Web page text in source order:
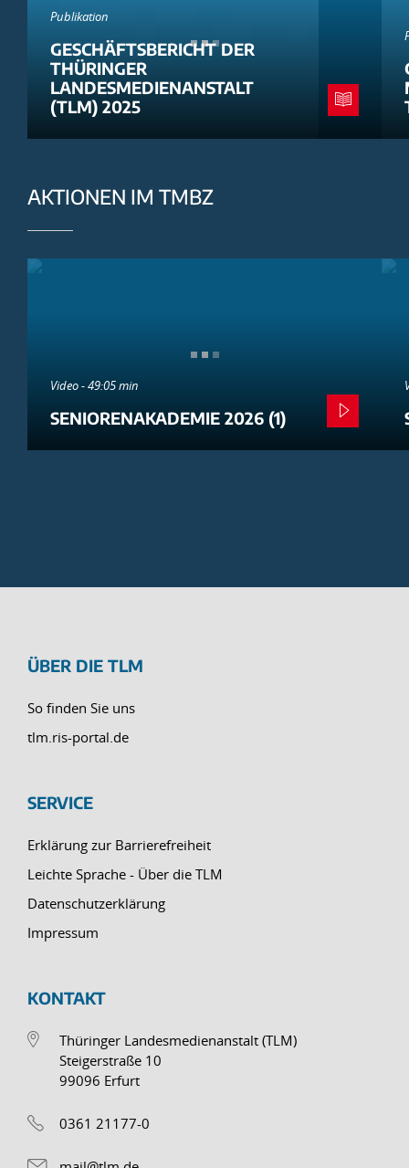
Publikation
GESCHÄFTSBERICHT DER
THÜRINGER
LANDESMEDIENANSTALT
(TLM) 2025
AKTIONEN IM TMBZ
Video - 49:05 min
SENIORENAKADEMIE 2026 (1)
ÜBER DIE TLM
So finden Sie uns
tlm.ris-portal.de
SERVICE
Erklärung zur Barrierefreiheit
Leichte Sprache - Über die TLM
Datenschutzerklärung
Impressum
KONTAKT
Thüringer Landesmedienanstalt (TLM)
Steigerstraße 10
99096 Erfurt
0361 21177-0